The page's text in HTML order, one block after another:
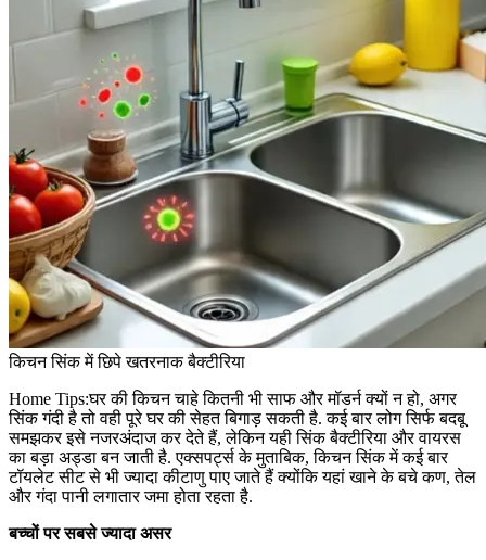
किचन सिंक में छिपे खतरनाक बैक्टीरिया
Home Tips:घर की किचन चाहे कितनी भी साफ और मॉडर्न क्यों न हो, अगर
सिंक गंदी है तो वही पूरे घर की सेहत बिगाड़ सकती है. कई बार लोग सिर्फ बदबू
समझकर इसे नजरअंदाज कर देते हैं, लेकिन यही सिंक बैक्टीरिया और वायरस
का बड़ा अड्डा बन जाती है. एक्सपर्ट्स के मुताबिक, किचन सिंक में कई बार
टॉयलेट सीट से भी ज्यादा कीटाणु पाए जाते हैं क्योंकि यहां खाने के बचे कण, तेल
और गंदा पानी लगातार जमा होता रहता है.
बच्चों पर सबसे ज्यादा असर